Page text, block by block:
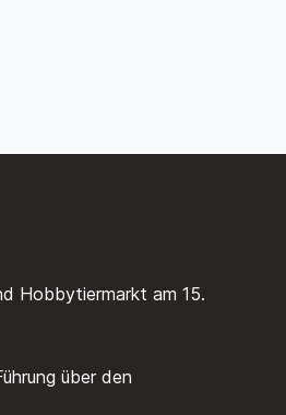
Hobbytiermarkt am 15.
über den